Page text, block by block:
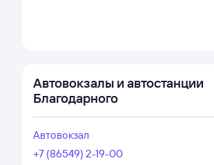
Автовокзалы и автостанции
Благодарного
Автовокзал
+7 (86549) 2-19-00